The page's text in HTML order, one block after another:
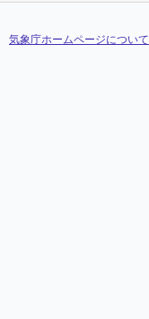
気象庁ホームページについて